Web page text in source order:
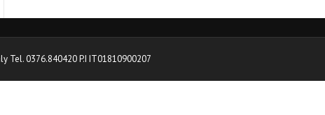
Tel. 0376.840420 P.I IT01810900207